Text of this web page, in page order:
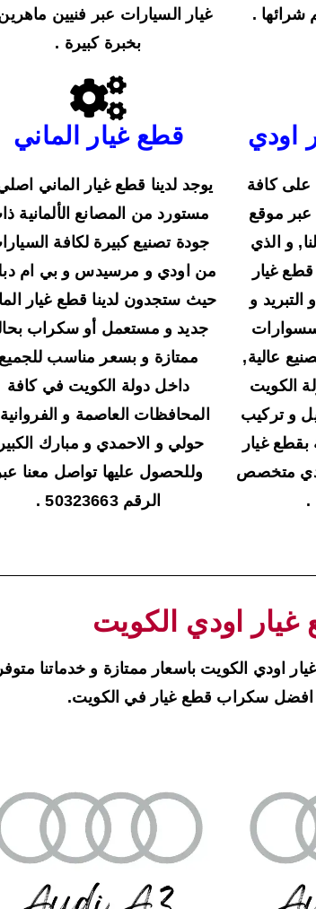
شرائها .
غيار السيارات عبر فنيين
بخبرة كبيرة .
اودي
كافة
عبر موقع
و الذي
غيار
و
عالية,
الكويت
و تركيب
بقطع غيار
متخصص
.
قطع غيار الماني
يوجد لدينا قطع غيار الماني
مستورد من المصانع الألمانية
جودة تصنيع كبيرة لكافة
من اودي و مرسيدس و بي ام
حيث ستجدون لدينا قطع غيار
جديد و مستعمل أو سكراب
ممتازة و بسعر مناسب للجميع
داخل دولة الكويت في كافة
المحافظات العاصمة و
حولي و الاحمدي و مبارك
وللحصول عليها تواصل معنا
الرقم 50323663 .
اودي الكويت
اودي الكويت باسعار ممتازة و خدماتنا
افضل سكراب قطع غيار في الكويت.